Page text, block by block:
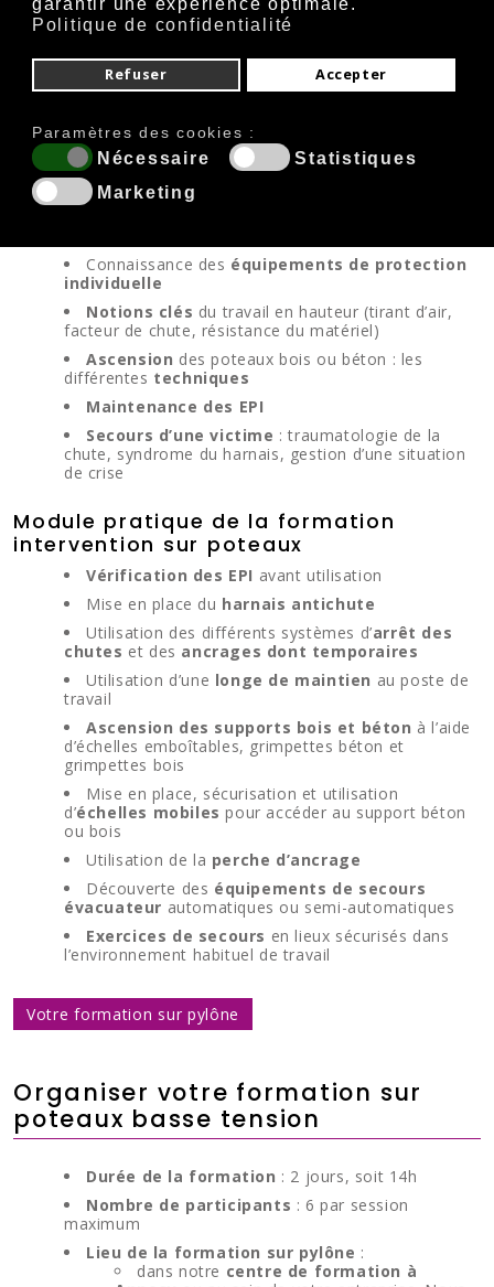
garantir une expérience optimale.
Politique de confidentialité
Refuser Accepter
Paramètres des cookies :
Nécessaire
Statistiques
Marketing
Règlementation
du travail en hauteur
Accidentologie
Connaissance des équipements de protection
individuelle
Notions clés du travail en hauteur (tirant d’air,
facteur de chute, résistance du matériel)
Ascension des poteaux bois ou béton : les
différentes techniques
Maintenance des EPI
Secours d’une victime : traumatologie de la
chute, syndrome du harnais, gestion d’une situation
de crise
Module pratique de la formation
intervention sur poteaux
Vérification des EPI avant utilisation
Mise en place du harnais antichute
Utilisation des différents systèmes d’arrêt des
chutes et des ancrages dont temporaires
Utilisation d’une longe de maintien au poste de
travail
Ascension des supports bois et béton à l’aide
d’échelles emboîtables, grimpettes béton et
grimpettes bois
Mise en place, sécurisation et utilisation
d’échelles mobiles pour accéder au support béton
ou bois
Utilisation de la perche d’ancrage
Découverte des équipements de secours
évacuateur automatiques ou semi-automatiques
Exercices de secours en lieux sécurisés dans
l’environnement habituel de travail
Votre formation sur pylône
Organiser votre formation sur
poteaux basse tension
Durée de la formation : 2 jours, soit 14h
Nombre de participants : 6 par session
maximum
Lieu de la formation sur pylône :
dans notre centre de formation à